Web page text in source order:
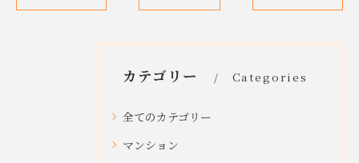
カテゴリー Categories
全てのカテゴリー
マンション